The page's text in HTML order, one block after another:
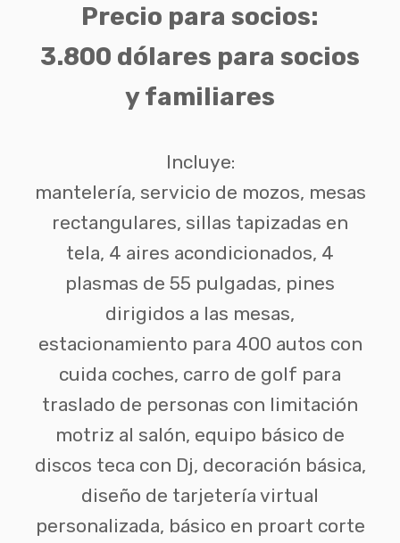
Precio para socios:
3.800 dólares para socios
y familiares
Incluye:
mantelería, servicio de mozos, mesas
rectangulares, sillas tapizadas en
tela, 4 aires acondicionados, 4
plasmas de 55 pulgadas, pines
dirigidos a las mesas,
estacionamiento para 400 autos con
cuida coches, carro de golf para
traslado de personas con limitación
motriz al salón, equipo básico de
discos teca con Dj, decoración básica,
diseño de tarjetería virtual
personalizada, básico en proart corte